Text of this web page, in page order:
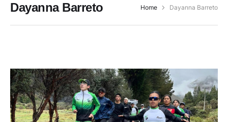
Dayanna Barreto Home Dayanna Barreto